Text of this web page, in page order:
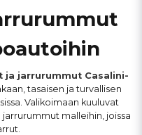
ja jarrurummut Casalini-
tasaisen ja turvallisen
Valikoimaan kuuluvat
malleihin, joissa